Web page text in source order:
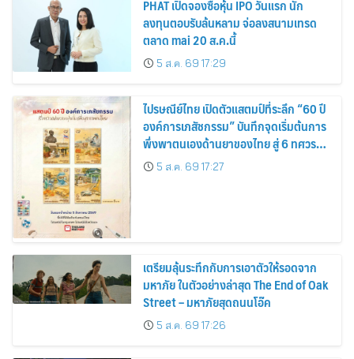
PHAT เปิดจองซื้อหุ้น IPO วันแรก นัก
ลงทุนตอบรับล้นหลาม จ่อลงสนามเทรด
ตลาด mai 20 ส.ค.นี้
5 ส.ค. 69 17:29
ไปรษณีย์ไทย เปิดตัวแสตมป์ที่ระลึก “60 ปี
องค์การเภสัชกรรม” บันทึกจุดเริ่มต้นการ
พึ่งพาตนเองด้านยาของไทย สู่ 6 ทศวรรษ
แห่งการพัฒนาสุขภาพคนไทย
5 ส.ค. 69 17:27
เตรียมลุ้นระทึกกับการเอาตัวให้รอดจาก
มหาภัย ในตัวอย่างล่าสุด The End of Oak
Street – มหาภัยสุดถนนโอ๊ค
5 ส.ค. 69 17:26